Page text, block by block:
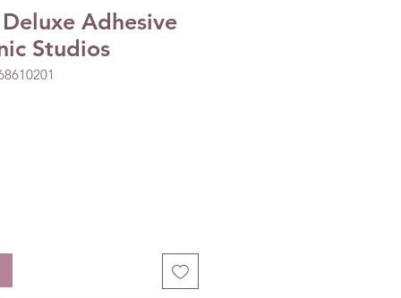
Adhesive
Studios